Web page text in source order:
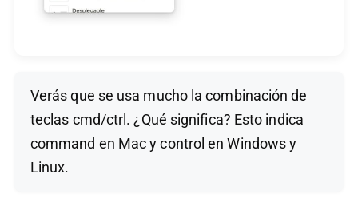
Verás que se usa mucho la combinación de
teclas cmd/ctrl. ¿Qué significa? Esto indica
command en Mac y control en Windows y
Linux.